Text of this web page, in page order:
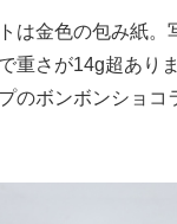
は金色の包み紙。
重さが14g超あり
のボンボンショコ